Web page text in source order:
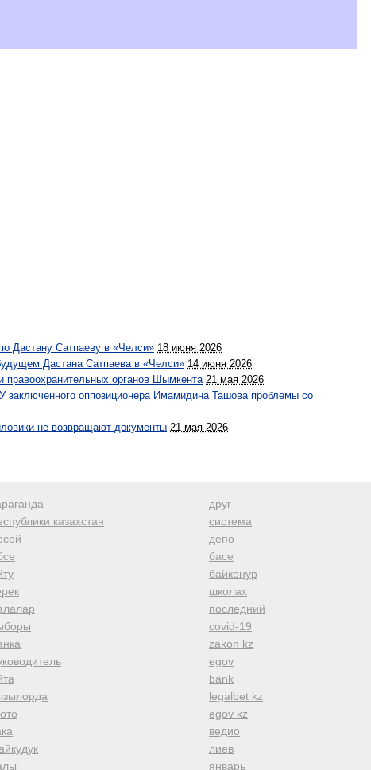
Дастану Сатпаеву в «Челси» 18 июня 2026
Дастана Сатпаева в «Челси» 14 июня 2026
правоохранительных органов Шымкента 21 мая 2026
заключенного оппозиционера Имамидина Ташова проблемы со
не возвращают документы 21 мая 2026
казахстан
друг
система
депо
басе
байконур
школах
последний
covid-19
zakon kz
egov
bank
legalbet kz
egov kz
ведио
лиев
январь